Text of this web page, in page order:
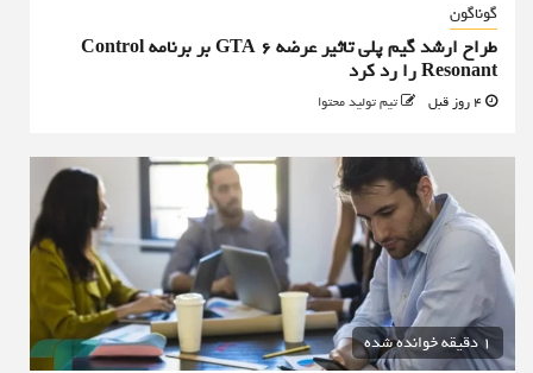
گوناگون
طراح ارشد گیم پلی تاثیر عرضه GTA 6 بر برنامه Control
Resonant را رد کرد
تیم تولید محتوا
1 دقیقه خوانده شده